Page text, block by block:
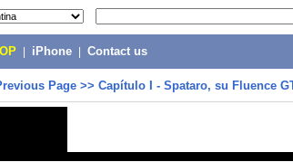
iPhone Contact us
Page >> Capítulo I - Spataro, su Fluence